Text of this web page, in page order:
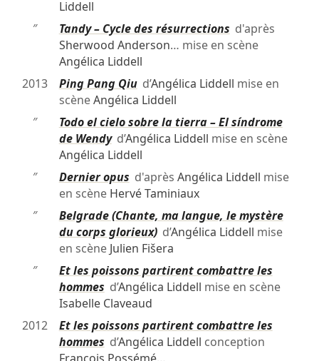
Liddell
″
Tandy – Cycle des résurrections d'après
Sherwood Anderson… mise en scène
Angélica Liddell
2013
Ping Pang Qiud’Angélica Liddell mise en
scèneAngélica Liddell
″
Todo el cielo sobre la tierra – El síndrome
de Wendyd’Angélica Liddell mise en scène
Angélica Liddell
″
Dernier opus d'après Angélica Liddell mise
en scène Hervé Taminiaux
″
Belgrade (Chante, ma langue, le mystère
du corps glorieux)d’Angélica Liddell mise
en scène Julien Fišera
″
Et les poissons partirent combattre les
hommes d’Angélica Liddell mise en scène
Isabelle Claveaud
2012
Et les poissons partirent combattre les
hommes d’Angélica Liddell conception